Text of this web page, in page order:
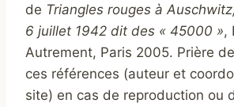
de Triangles rouges à
6 juillet 1942 dit des « 45000 »,
Autrement, Paris 2005. Prière
ces références (auteur et
site) en cas de reproduction ou